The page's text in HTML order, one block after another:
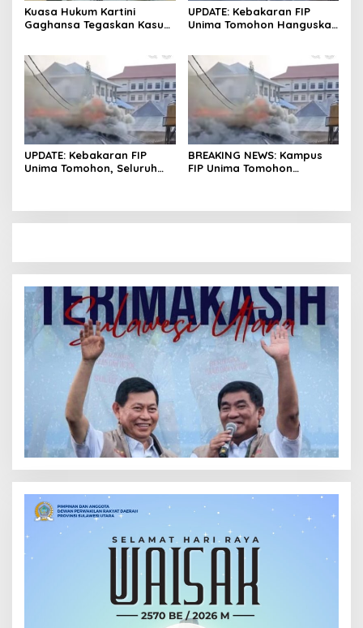
Kuasa Hukum Kartini
Gaghansa Tegaskan Kasus
UPDATE: Kebakaran FIP
Unima Tomohon Hanguskan
UPDATE: Kebakaran FIP
Unima Tomohon, Seluruh
BREAKING NEWS: Kampus
FIP Unima Tomohon